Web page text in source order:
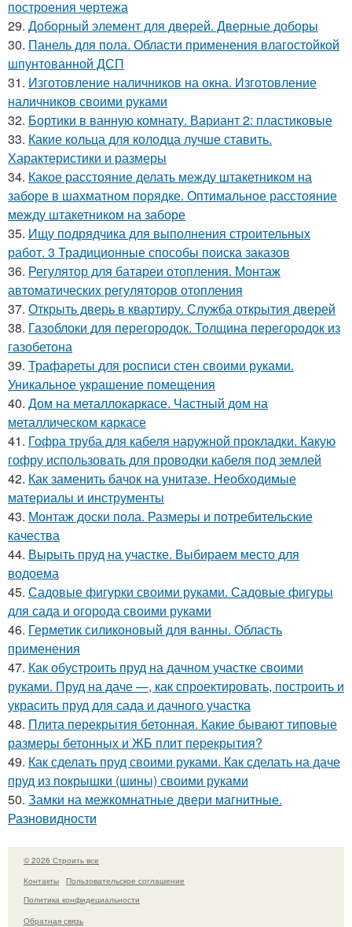
построения чертежа
29. Доборный элемент для дверей. Дверные доборы
30. Панель для пола. Области применения влагостойкой
шпунтованной ДСП
31. Изготовление наличников на окна. Изготовление
наличников своими руками
32. Бортики в ванную комнату. Вариант 2: пластиковые
33. Какие кольца для колодца лучше ставить.
Характеристики и размеры
34. Какое расстояние делать между штакетником на
заборе в шахматном порядке. Оптимальное расстояние
между штакетником на заборе
35. Ищу подрядчика для выполнения строительных
работ. 3 Традиционные способы поиска заказов
36. Регулятор для батареи отопления. Монтаж
автоматических регуляторов отопления
37. Открыть дверь в квартиру. Служба открытия дверей
38. Газоблоки для перегородок. Толщина перегородок из
газобетона
39. Трафареты для росписи стен своими руками.
Уникальное украшение помещения
40. Дом на металлокаркасе. Частный дом на
металлическом каркасе
41. Гофра труба для кабеля наружной прокладки. Какую
гофру использовать для проводки кабеля под землей
42. Как заменить бачок на унитазе. Необходимые
материалы и инструменты
43. Монтаж доски пола. Размеры и потребительские
качества
44. Вырыть пруд на участке. Выбираем место для
водоема
45. Садовые фигурки своими руками. Садовые фигуры
для сада и огорода своими руками
46. Герметик силиконовый для ванны. Область
применения
47. Как обустроить пруд на дачном участке своими
руками. Пруд на даче —, как спроектировать, построить и
украсить пруд для сада и дачного участка
48. Плита перекрытия бетонная. Какие бывают типовые
размеры бетонных и ЖБ плит перекрытия?
49. Как сделать пруд своими руками. Как сделать на даче
пруд из покрышки (шины) своими руками
50. Замки на межкомнатные двери магнитные.
Разновидности
© 2026 Строить все
Контакты
Пользовательское соглашение
Политика конфидециальности
Обратная связь